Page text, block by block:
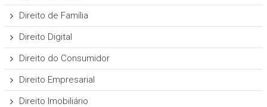
Direito de Família
Direito Digital
Direito do Consumidor
Direito Empresarial
Direito Imobiliário